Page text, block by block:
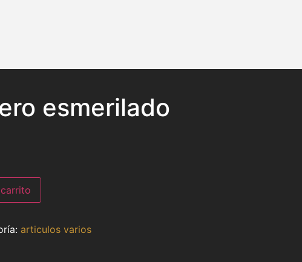
esmerilado
articulos varios